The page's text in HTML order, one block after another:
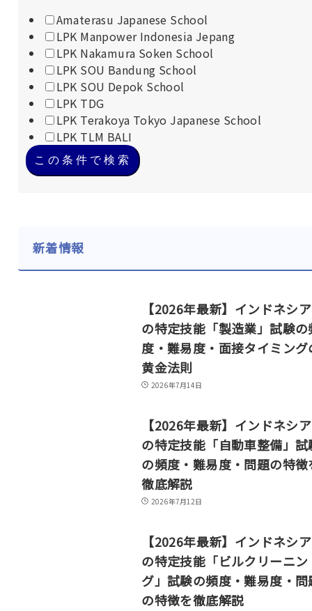
Amaterasu Japanese School
LPK Manpower Indonesia Jepang
LPK Nakamura Soken School
LPK SOU Bandung School
LPK SOU Depok School
LPK TDG
LPK Terakoya Tokyo Japanese School
LPK TLM BALI
この条件で検索
新着情報
【2026年最新】インドネシ
の特定技能「製造業」試験の
度・難易度・面接タイミング
黄金法則
2026年7月14日
【2026年最新】インドネシ
の特定技能「自動車整備」試
の頻度・難易度・問題の特徴
徹底解説
2026年7月12日
【2026年最新】インドネシ
の特定技能「ビルクリーニン
グ」試験の頻度・難易度・問
の特徴を徹底解説